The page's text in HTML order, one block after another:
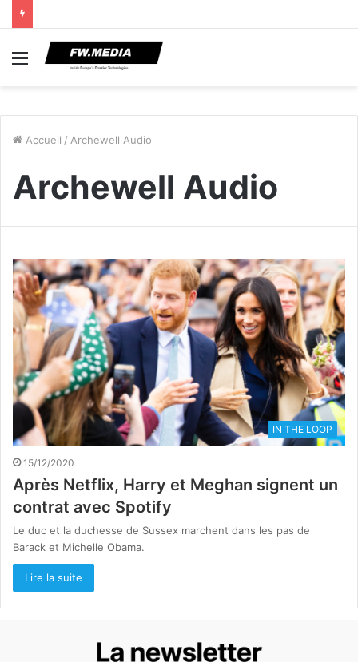
Menu
Accueil / Archewell Audio
Archewell Audio
IN THE LOOP
15/12/2020
Après Netflix, Harry et Meghan signent un
contrat avec Spotify
Le duc et la duchesse de Sussex marchent dans les pas de
Barack et Michelle Obama.
Lire la suite